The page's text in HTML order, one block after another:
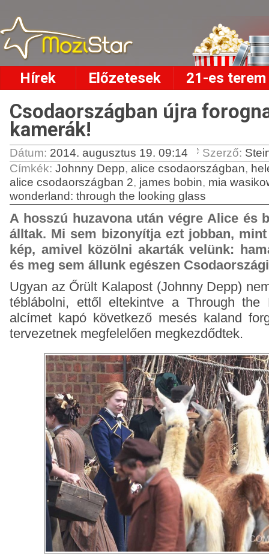
Hírek Előzetesek 21-es terem
Csodaországban újra
kamerák!
Dátum: 2014. augusztus 19. 09:14 Szerző:
Címkék: Johnny Depp, alice csodaországban,
alice csodaországban 2, james bobin, mia
wonderland: through the looking glass
A hosszú huzavona után végre Alice és
álltak. Mi sem bizonyítja ezt jobban,
kép, amivel közölni akarták velünk:
és meg sem állunk egészen
Ugyan az Őrült Kalapost (Johnny Depp)
téblábolni, ettől eltekintve a Through the
alcímet kapó következő mesés kaland
tervezetnek megfelelően megkezdődtek.